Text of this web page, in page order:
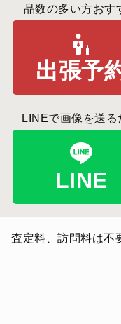
品数の多い方おす
出張予
LINEで画像を送る
LINE
査定料、訪問料は不